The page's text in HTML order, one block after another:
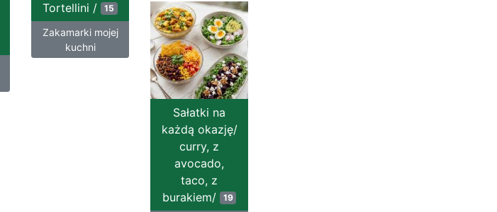
Tortellini / 15
Zakamarki mojej
kuchni
Sałatki na
każdą okazję/
curry, z
avocado,
taco, z
burakiem/
19